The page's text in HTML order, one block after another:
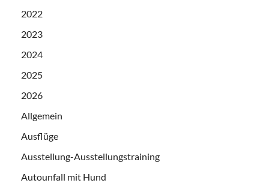
2022
2023
2024
2025
2026
Allgemein
Ausflüge
Ausstellung-Ausstellungstraining
Autounfall mit Hund